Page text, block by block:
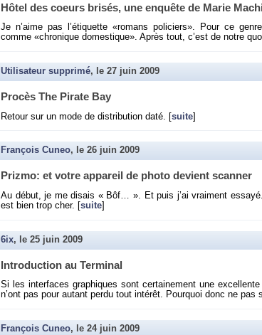
Hôtel des coeurs bri­sés, une en­quête de Marie
Je n’aime pas l’éti­quette «ro­mans po­li­ciers». Pour ce
comme «chro­nique do­mes­tique». Après tout, c’est de notre
Utilisateur supprimé, le 27 juin 2009
Pro­cès The Pi­rate Bay
Re­tour sur un mode de dis­tri­bu­tion daté. [suite]
François Cuneo, le 26 juin 2009
Prizmo: et votre ap­pa­reil de photo de­vient scan­ner
Au début, je me di­sais « Bôf… ». Et puis j’ai vrai­ment
est bien trop cher. [ suite
6ix, le 25 juin 2009
In­tro­duc­tion au Ter­mi­nal
Si les in­ter­faces gra­phiques sont cer­tai­ne­ment une
n’ont pas pour au­tant perdu tout in­té­rêt. Pour­quoi donc ne pas
François Cuneo, le 24 juin 2009